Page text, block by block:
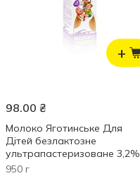
+
98.00 ₴
Молоко Яготинське Для
Дітей безлактозне
ультрапастеризоване 3,2%
950г
950 г